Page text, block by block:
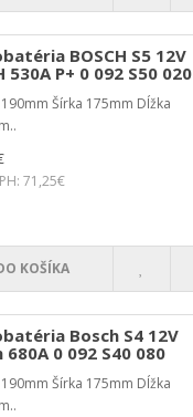
BOSCH S5 12V
530A P+ 0 092 S50 020
Šírka 175mm Dĺžka
71,25€
KOŠÍKA
Bosch S4 12V
680A 0 092 S40 080
Šírka 175mm Dĺžka